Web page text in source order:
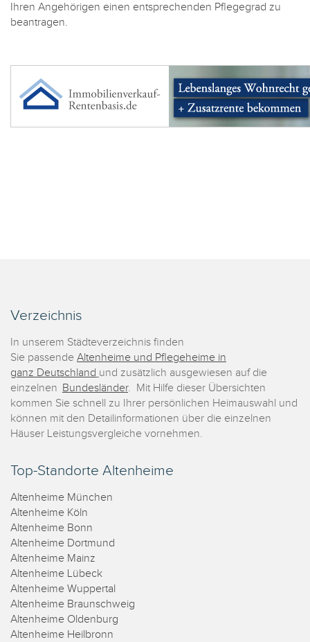
Ihren Angehörigen einen entsprechenden Pflegegrad zu
beantragen.
Verzeichnis
In unserem Städteverzeichnis finden
Sie passende Altenheime und Pflegeheime in
ganz Deutschland und zusätzlich ausgewiesen auf die
einzelnen Bundesländer. Mit Hilfe dieser Übersichten
kommen Sie schnell zu Ihrer persönlichen Heimauswahl und
können mit den Detailinformationen über die einzelnen
Häuser Leistungsvergleiche vornehmen.
Top-Standorte Altenheime
Altenheime München
Altenheime Köln
Altenheime Bonn
Altenheime Dortmund
Altenheime Mainz
Altenheime Lübeck
Altenheime Wuppertal
Altenheime Braunschweig
Altenheime Oldenburg
Altenheime Heilbronn